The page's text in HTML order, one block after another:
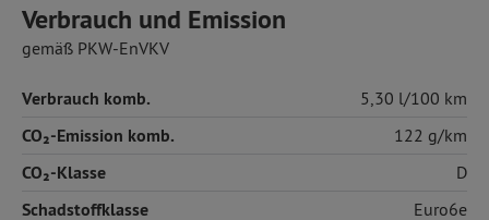
Verbrauch und Emission
gemäß PKW-EnVKV
Verbrauch komb. 5,30 l/100 km
CO₂-Emission komb. 122 g/km
CO₂-Klasse D
Schadstoffklasse Euro6e